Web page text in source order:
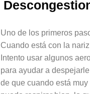
Uno de los primeros
Cuando está con la
Intento usar algunos
para ayudar a
de que cuando está